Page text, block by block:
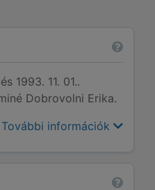
1993. 11. 01..
Dobrovolni Erika.
További információk